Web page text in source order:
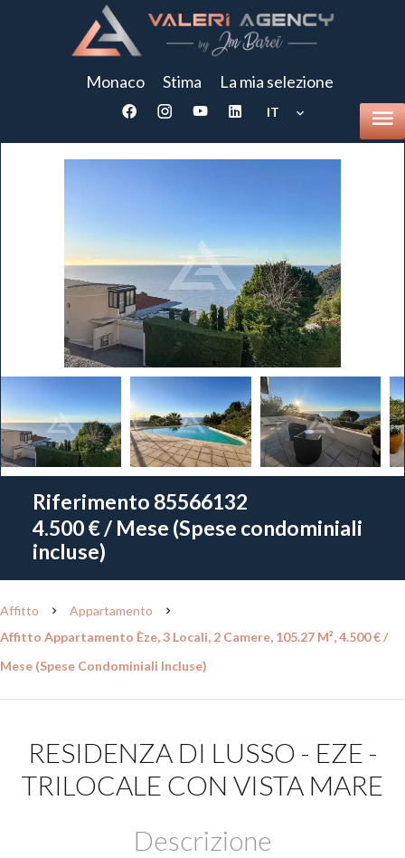
Monaco Stima La mia selezione
IT
Riferimento 85566132
4.500 € / Mese (Spese condominiali
incluse)
Affitto
Appartamento
Affitto Appartamento Èze, 3 Locali, 2 Camere, 105.27 M², 4.500 € /
Mese (Spese Condominiali Incluse)
RESIDENZA DI LUSSO - EZE -
TRILOCALE CON VISTA MARE
Descrizione